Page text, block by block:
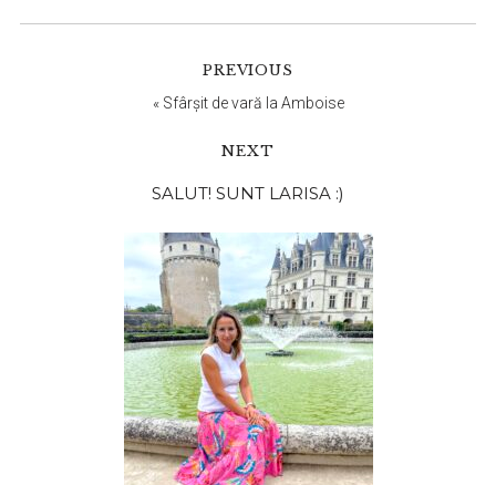
PREVIOUS
« Sfârșit de vară la Amboise
NEXT
principală
SALUT! SUNT LARISA :)